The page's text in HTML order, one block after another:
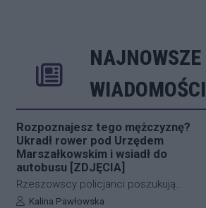
NAJNOWSZE
WIADOMOŚCI
Rozpoznajesz tego mężczyznę?
Ukradł rower pod Urzędem
Marszałkowskim i wsiadł do
autobusu [ZDJĘCIA]
Rzeszowscy policjanci poszukują
sprawcy kradzieży roweru marki Kross
Autor artykułu:
Kalina Pawłowska